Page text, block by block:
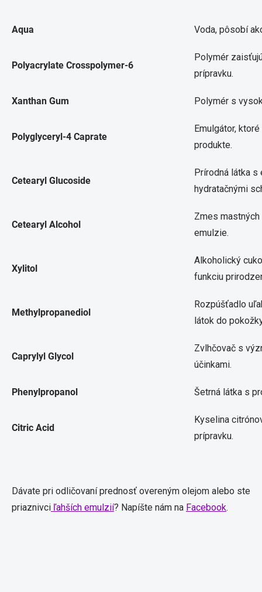
Aqua Voda, pôsobí
Polyacrylate Crosspolymer-6
Polymér
prípravku.
Xanthan Gum Polymér s
Polyglyceryl-4 Caprate
Emulgátor,
produkte.
Cetearyl Glucoside
Prírodná látka s
hydratačnými
Cetearyl Alcohol
Zmes
emulzie.
Xylitol
Alkoholický
funkciu
Methylpropanediol
Rozpúšťadlo
látok do
Caprylyl Glycol
Zvlhčovač s
účinkami.
Phenylpropanol Šetrná látka s
Citric Acid
Kyselina
prípravku.
Dávate pri odličovaní prednosť overeným olejom alebo ste
priaznivci ľahších emulzií? Napíšte nám na Facebook.